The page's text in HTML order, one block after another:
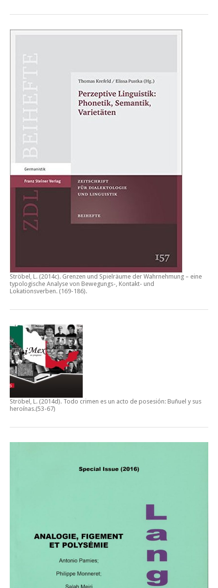
Ströbel, L. (2014c). Grenzen und Spielräume der Wahrnehmung – eine
typologische Analyse von Bewegungs-, Kontakt- und
Lokationsverben. (169-186).
Ströbel, L. (2014d). Todo crimen es un acto de posesión: Buñuel y sus
heroínas.(53-67)